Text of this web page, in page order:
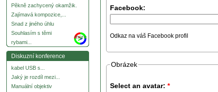
Pěkně zachycený okamžik.
Zajímavá kompozice,...
Snad z jiného úhlu
Souhlasím s těmi
rybami...
more
Diskuzní konference
kabel USB s...
Jaký je rozdíl mezi...
Manuální objektiv
Facebook:
Odkaz na váš Facebook profil
Obrázek
Select an avatar: *